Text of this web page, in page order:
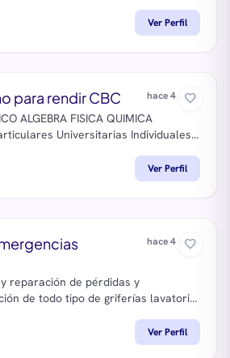
Ver Perfil
favorite_border
para rendir CBC hace 4 años
ALGEBRA FISICA QUIMICA
Ver Perfil
favorite_border
hace 4 años
reparación de pérdidas y
de todo tipo de griferías lavatorio
cocinas
familiares e industriales etc Gustavo
Ver Perfil